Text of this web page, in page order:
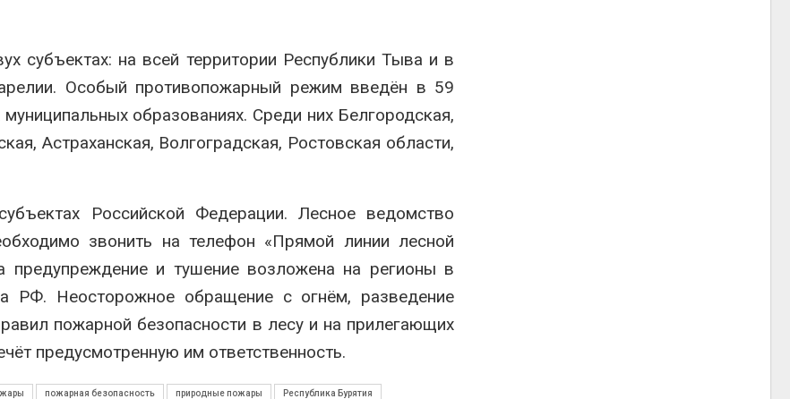
субъектах: на всей территории Республики Тыва и в
Особый противопожарный режим введён в 59
образованиях. Среди них Белгородская,
Астраханская, Волгоградская, Ростовская области,
Российской Федерации. Лесное ведомство
звонить на телефон «Прямой линии лесной
предупреждение и тушение возложена на регионы в
РФ. Неосторожное обращение с огнём, разведение
пожарной безопасности в лесу и на прилегающих
предусмотренную им ответственность.
пожарная безопасность природные пожары Республика Бурятия